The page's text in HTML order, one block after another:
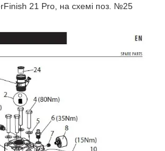
21 Pro, на схемі поз. №25